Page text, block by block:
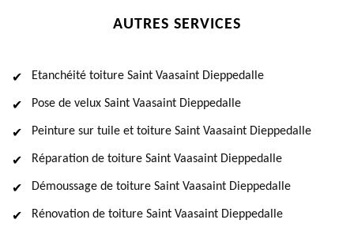
AUTRES SERVICES
Etanchéité toiture Saint Vaasaint Dieppedalle
Pose de velux Saint Vaasaint Dieppedalle
Peinture sur tuile et toiture Saint Vaasaint Dieppedalle
Réparation de toiture Saint Vaasaint Dieppedalle
Démoussage de toiture Saint Vaasaint Dieppedalle
Rénovation de toiture Saint Vaasaint Dieppedalle